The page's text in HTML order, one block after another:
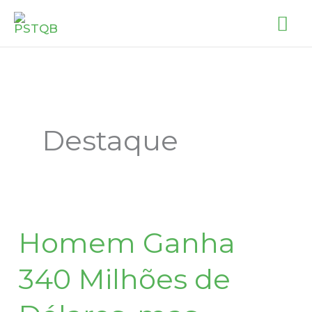
Skip
content
Destaque
Homem Ganha
340 Milhões de
Ganha
Milhões